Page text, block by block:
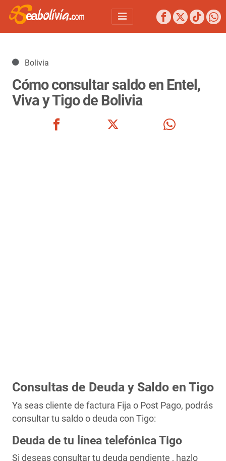
Detalles
Bolivia
Cómo consultar saldo en Entel,
Viva y Tigo de Bolivia
Consultas de Deuda y Saldo en Tigo
Ya seas cliente de factura Fija o Post Pago, podrás
consultar tu saldo o deuda con Tigo:
Deuda de tu línea telefónica Tigo
Si deseas consultar tu deuda pendiente , hazlo